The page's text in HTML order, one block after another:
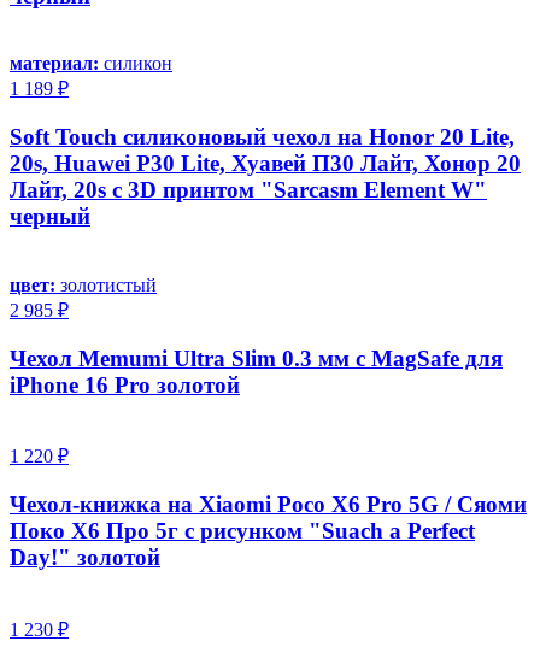
материал: силикон
1 189 ₽
Soft Touch силиконовый чехол на Honor 20 Lite,
20s, Huawei P30 Lite, Хуавей П30 Лайт, Хонор 20
Лайт, 20s с 3D принтом "Sarcasm Element W"
черный
цвет: золотистый
2 985 ₽
Чехол Memumi Ultra Slim 0.3 мм с MagSafe для
iPhone 16 Pro золотой
1 220 ₽
Чехол-книжка на Xiaomi Poco X6 Pro 5G / Сяоми
Поко Х6 Про 5г с рисунком "Suach a Perfect
Day!" золотой
1 230 ₽